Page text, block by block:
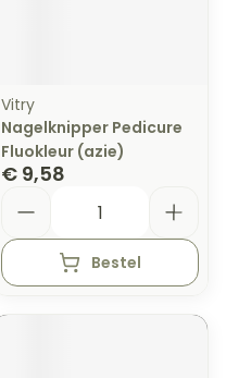
Vitry
Nagelknipper Pedicure
Fluokleur (azie)
€ 9,58
Bestel